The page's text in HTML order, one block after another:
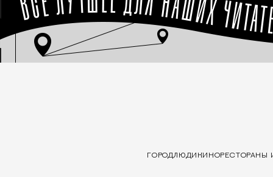
ГОРОДЛЮДИ КИНОРЕСТОРАНЫ